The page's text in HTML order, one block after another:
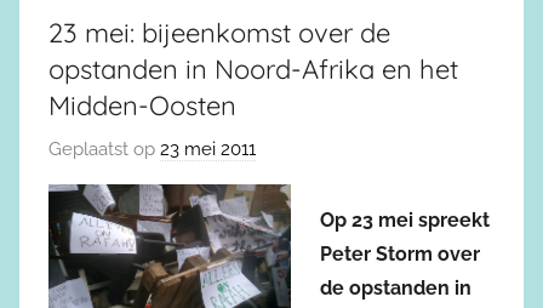
23 mei: bijeenkomst over de
opstanden in Noord-Afrika en het
Midden-Oosten
Geplaatst op 23 mei 2011
Op 23 mei spreekt
Peter Storm over
de opstanden in